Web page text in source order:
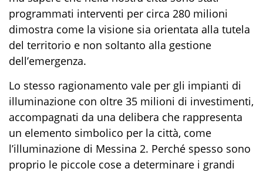
programmati interventi per circa 280 milioni
dimostra come la visione sia orientata alla tutela
del territorio e non soltanto alla gestione
dell’emergenza.
Lo stesso ragionamento vale per gli impianti di
illuminazione con oltre 35 milioni di investimenti,
accompagnati da una delibera che rappresenta
un elemento simbolico per la città, come
l’illuminazione di Messina 2. Perché spesso sono
proprio le piccole cose a determinare i grandi